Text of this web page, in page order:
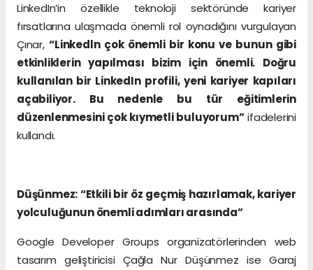
LinkedIn’in özellikle teknoloji sektöründe kariyer
fırsatlarına ulaşmada önemli rol oynadığını vurgulayan
Çınar,“Linkedln çok önemli bir konu ve bunun gibi
etkinliklerin yapılması bizim için önemli. Doğru
kullanılan bir LinkedIn profili, yeni kariyer kapıları
açabiliyor. Bu nedenle bu tür eğitimlerin
düzenlenmesini çok kıymetli buluyorum”ifadelerini
kullandı.
Düşünmez: “Etkili bir öz geçmiş hazırlamak, kariyer
yolculuğunun önemli adımları arasında”
Google Developer Groups organizatörlerinden web
tasarım geliştiricisi Çağla Nur Düşünmez ise Garaj